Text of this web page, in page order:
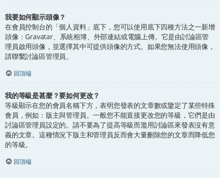
我要如何顯示頭像？
在會員控制台的「個人資料」底下，您可以使用底下四種方法之一新增
頭像：Gravatar、系統相簿、外部連結或電腦上傳。它是由討論區管
理員啟用頭像，並選擇其中可提供頭像的方式。如果您無法使用頭像，
請聯繫討論區管理員。
回頂端
我的等級是甚麼？要如何更改？
等級顯示在您的會員名稱下方，表明您發表的文章數或鑒定了某些特殊
會員，例如：版主與管理員。一般您不能直接更改您的等級，它們是由
討論區管理員設定的。請不要為了提高等級而濫用討論區來發表沒有意
義的文章。這種情況下版主和管理員反而會大量刪除您的文章而降低您
的等級。
回頂端